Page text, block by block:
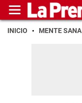
INICIO MENTE SANA